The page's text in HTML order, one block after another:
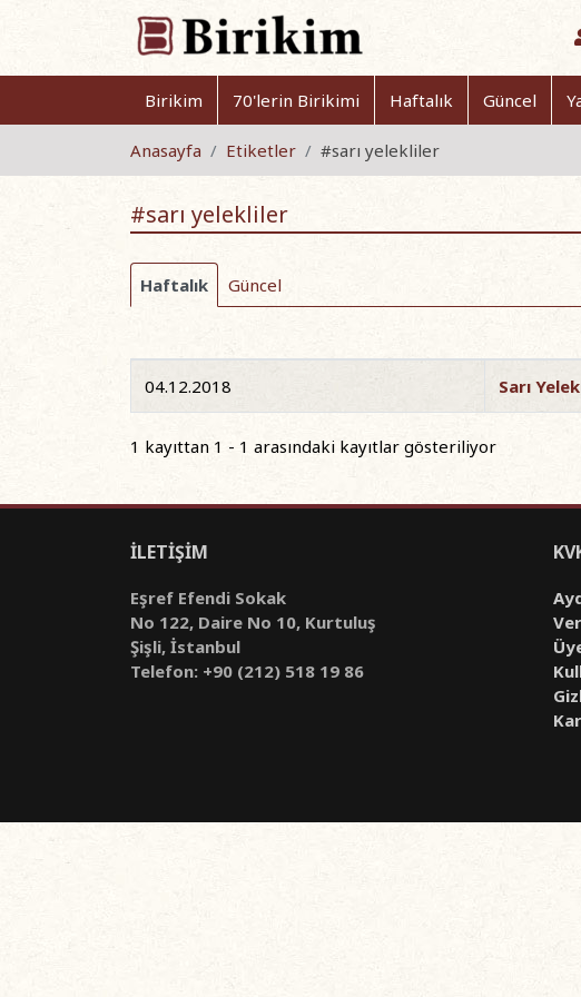
Birikim 70'lerin Birikimi Haftalık Güncel
Anasayfa Etiketler #sarı yelekliler
#sarı yelekliler
Haftalık
Güncel
04.12.2018 Sarı
1 kayıttan 1 - 1 arasındaki kayıtlar gösteriliyor
İLETİŞİM
Eşref Efendi Sokak
No 122, Daire No 10, Kurtuluş
Şişli, İstanbul
Telefon: +90 (212) 518 19 86